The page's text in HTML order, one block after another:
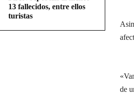
13 fallecidos, entre ellos
turistas
de